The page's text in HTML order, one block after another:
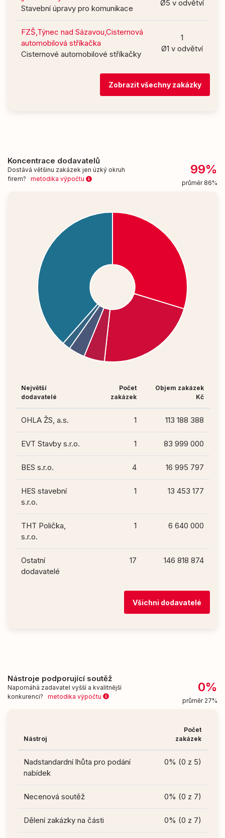
Stavební úpravy pro komunikace
Ø5 v odvětví
FZŠ,Týnec nad Sázavou,Cisternová
automobilová stříkačka
Cisternové automobilové stříkačky
1
Ø1 v odvětví
Zobrazit všechny zakázky
Koncentrace dodavatelů
Dostává většinu zakázek jen úzký okruh
firem? metodika výpočtu
99%
průměr 86%
Největší
dodavatelé
Počet
zakázek
Objem zakázek
Kč
OHLA ŽS, a.s. 1 113 188 388
EVT Stavby s.r.o. 1 83 999 000
BES s.r.o. 4 16 995 797
HES stavební
s.r.o.
1 13 453 177
THT Polička,
s.r.o.
1 6 640 000
Ostatní
dodavatelé
17 146 818 874
Všichni dodavatelé
Nástroje podporující soutěž
Napomáhá zadavatel vyšší a kvalitnější
konkurenci? metodika výpočtu
0%
průměr 27%
Nástroj
Počet
zakázek
Nadstandardní lhůta pro podání
nabídek
0% (0 z 5)
Necenová soutěž 0% (0 z 7)
Dělení zakázky na části 0% (0 z 7)